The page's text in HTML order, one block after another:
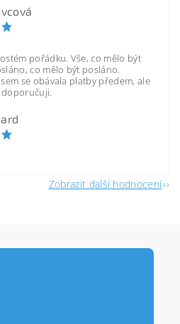
pořádku. Vše, co mělo být
co mělo být posláno.
se obávala platby předem, ale
Zobrazit další hodnocení